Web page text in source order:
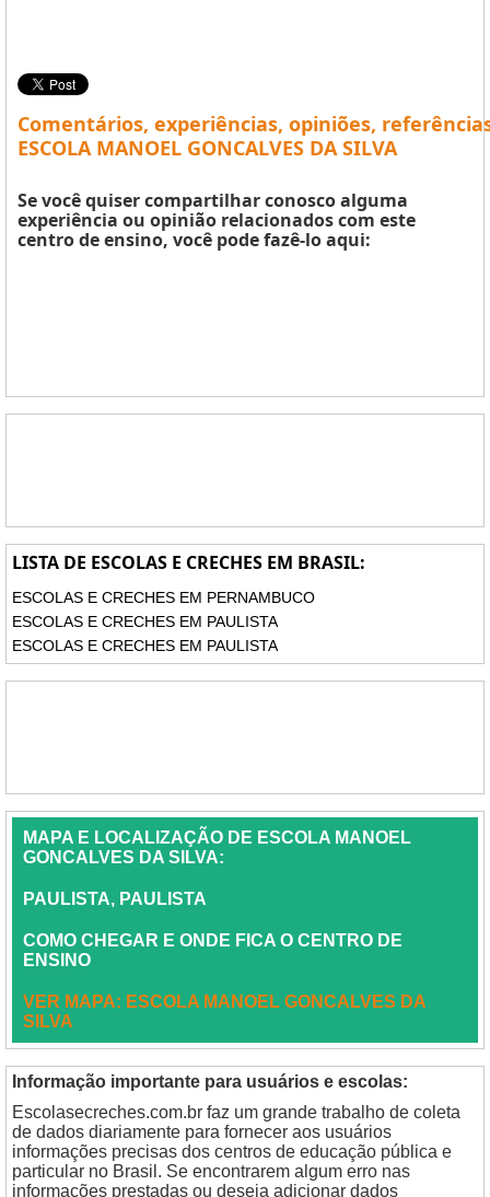
Comentários, experiências, opiniões,
ESCOLA MANOEL GONCALVES DA SILVA
Se você quiser compartilhar conosco alguma
experiência ou opinião relacionados com este
centro de ensino, você pode fazê-lo aqui:
LISTA DE ESCOLAS E CRECHES EM BRASIL:
ESCOLAS E CRECHES EM PERNAMBUCO
ESCOLAS E CRECHES EM PAULISTA
ESCOLAS E CRECHES EM PAULISTA
MAPA E LOCALIZAÇÃO DE ESCOLA MANOEL
GONCALVES DA SILVA:
PAULISTA, PAULISTA
COMO CHEGAR E ONDE FICA O CENTRO DE
ENSINO
VER MAPA: ESCOLA MANOEL GONCALVES DA
SILVA
Informação importante para usuários e escolas:
Escolasecreches.com.br faz um grande trabalho de coleta
de dados diariamente para fornecer aos usuários
informações precisas dos centros de educação pública e
particular no Brasil. Se encontrarem algum erro nas
informações prestadas ou deseja adicionar dados